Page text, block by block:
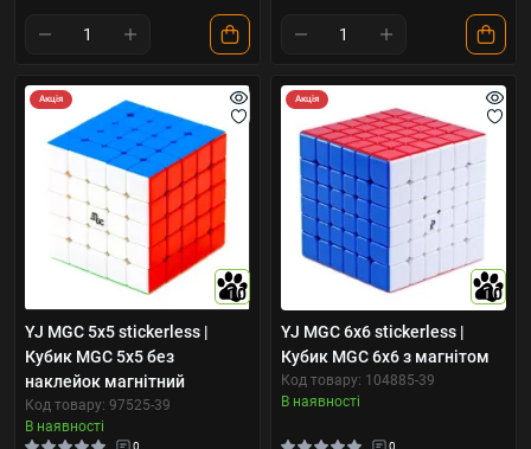
Акція
10
YJ MGC 5x5 stickerless |
Кубик MGC 5x5 без
наклейок магнітний
Код товару: 97525-39
В наявності
0
Акція
10
YJ MGC 6х6 stickerless |
Кубик MGC 6х6 з магнітом
Код товару: 104885-39
В наявності
0